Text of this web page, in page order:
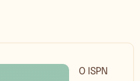
O ISPN